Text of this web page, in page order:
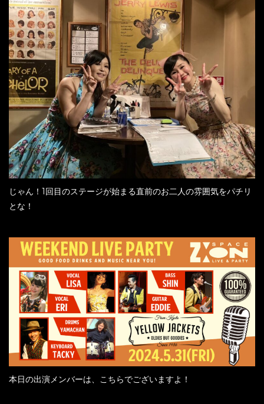
じゃん！1回目のステージが始まる直前のお二人の雰囲気をパチリ
とな！
本日の出演メンバーは、こちらでございますよ！